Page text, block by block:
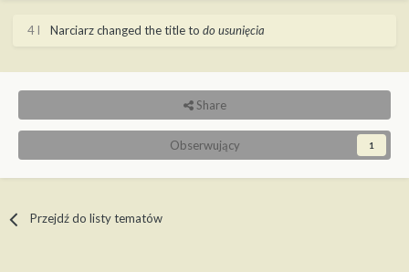
4 l Narciarzchanged the title to do usunięcia
Share
Obserwujący 1
Przejdź do listy tematów